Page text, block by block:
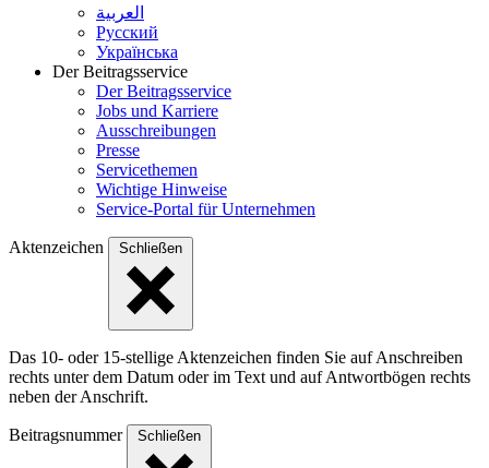
العربية
Русский
Українська
Der Beitragsservice
Der Beitragsservice
Jobs und Karriere
Ausschreibungen
Presse
Servicethemen
Wichtige Hinweise
Service-Portal für Unternehmen
Aktenzeichen Schließen
Das 10- oder 15-stellige Akten­zeichen finden Sie auf Anschreiben
rechts unter dem Datum oder im Text und auf Antwort­bögen rechts
neben der Anschrift.
Beitragsnummer Schließen